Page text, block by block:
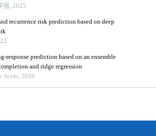
报, 2025
recurrence risk prediction based on deep
response prediction based on an ensemble
and ridge regression
Acids, 2020